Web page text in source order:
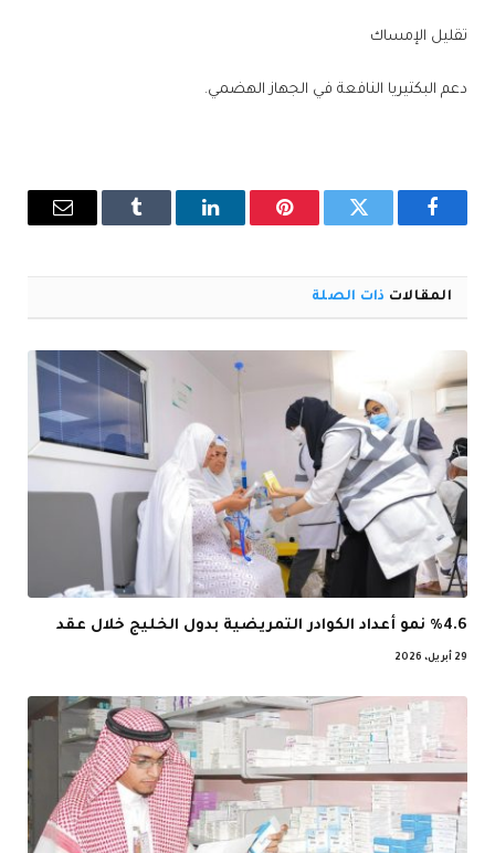
تقليل الإمساك
دعم البكتيريا النافعة في الجهاز الهضمي.
فيسبوك تويتر بينتيريستلينكدإن Tumblr
البريد
المقالات ذات الصلة
%4.6 نمو أعداد الكوادر التمريضية بدول الخليج خلال عقد
29 أبريل، 2026